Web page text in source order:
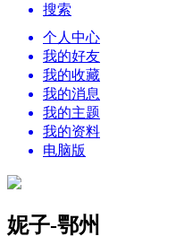
搜索
个人中心
我的好友
我的收藏
我的消息
我的主题
我的资料
电脑版
妮子-鄂州